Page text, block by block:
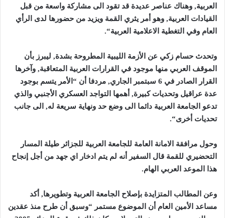
العربية, وهناك عناصر عديدة قد تقود الى مشاركة واسعة من قبل
القيادات العربية, وهو أمر يثري القمة ويزيد من حضورها لدى الرأي
العام وفي التغطية الاعلامية العربية“.
وتحدث حسام زكي عن الأزمة الليبية المطروحة بشدة, ليبرز بأن
الموقف العربي منها موجود في القرارات العربية المتعاقبة, وآخرها
القرار الصادر في 6 سبتمبر الجاري, مردفا أن “الأمر يتسم بوجود
عدة عراقيل وتحديات كبيرة, أهمها التواجد العسكري الأجنبي والذي
تدعو الجامعة العربية دائما الى وضع حد ونهاية سريعة له, الى جانب
تحديات أخرى“.
وحول مرافقة الامانة العامة للجامعة العربية للجزائر طيلة المسار
التحضيري للقمة قال السفير أنه لم يتم ادخار اي جهد من أجل إنجاح
هذا الموعد العربي الهام.
وعن المطالب المتزايدة بإصلاح الجامعة العربية وتطويرها, أكد
مساعد الأمين العام أن الموضوع مستمر “وسبق أن طرح منذ عقدين